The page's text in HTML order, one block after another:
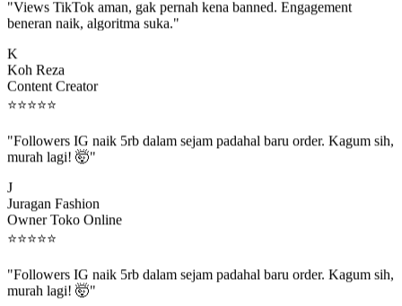
beneran naik, algoritma suka."
Koh Reza
Content Creator
⭐⭐⭐⭐⭐
murah lagi! 🤯"
Juragan Fashion
Owner Toko Online
⭐⭐⭐⭐ ⭐
murah lagi! 🤯"